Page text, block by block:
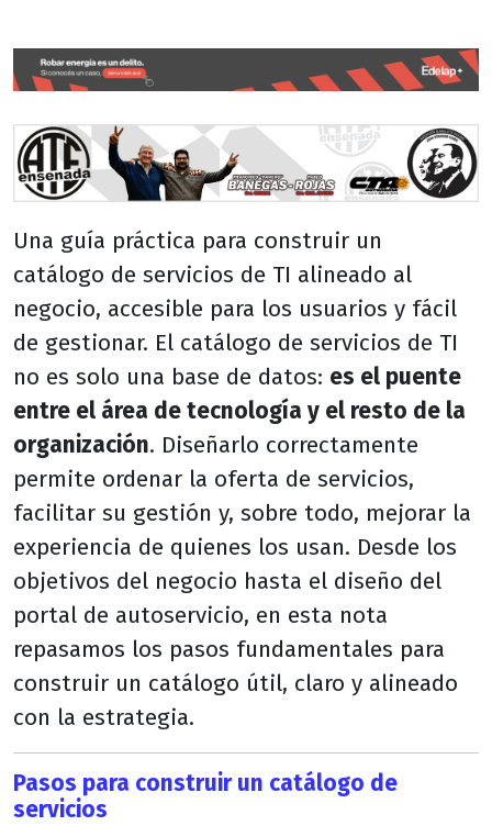
Una guía práctica para construir un
catálogo de servicios de TI alineado al
negocio, accesible para los usuarios y fácil
de gestionar. El catálogo de servicios de TI
no es solo una base de datos: es el puente
entre el área de tecnología y el resto de la
organización. Diseñarlo correctamente
permite ordenar la oferta de servicios,
facilitar su gestión y, sobre todo, mejorar la
experiencia de quienes los usan. Desde los
objetivos del negocio hasta el diseño del
portal de autoservicio, en esta nota
repasamos los pasos fundamentales para
construir un catálogo útil, claro y alineado
con la estrategia.
Pasos para construir un catálogo de
servicios